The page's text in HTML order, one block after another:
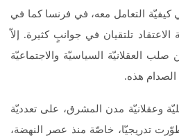
كيفيّة التعامل معه، في فرنسا كما في
الاعتقاد تلتقيان في جوانبٍ كثيرة. إلاّ
صلب العقلانيّة السياسيّة والاجتماعيّة
هذه.
وعقلانيّة مدن المشرق، على تعدديّة
تدريجيّا، خاصّة منذ عصر النهضة،